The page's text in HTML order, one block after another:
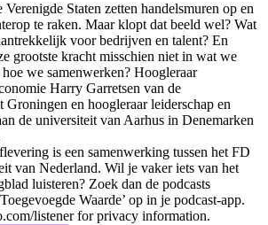
Staten zetten handelsmuren op en
te raken. Maar klopt dat beeld wel? Wat
voor bedrijven en talent? En
grootste kracht misschien niet in wat we
we samenwerken? Hoogleraar
Harry Garretsen van de
en hoogleraar leiderschap en
de universiteit van Aarhus in Denemarken
is een samenwerking tussen het FD
van Nederland. Wil je vaker iets van het
luisteren? Zoek dan de podcasts
Waarde’ op in je podcast-app.
listener for privacy information.